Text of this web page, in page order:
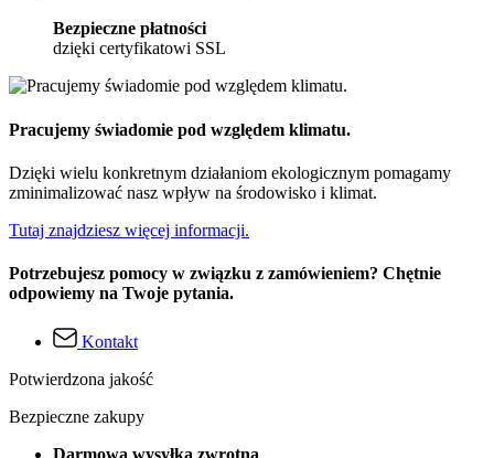
Bezpieczne płatności
dzięki certyfikatowi SSL
Pracujemy świadomie pod względem klimatu.
Dzięki wielu konkretnym działaniom ekologicznym pomagamy
zminimalizować nasz wpływ na środowisko i klimat.
Tutaj znajdziesz więcej informacji.
Potrzebujesz pomocy w związku z zamówieniem? Chętnie
odpowiemy na Twoje pytania.
Kontakt
Potwierdzona jakość
Bezpieczne zakupy
Darmowa wysyłka zwrotna